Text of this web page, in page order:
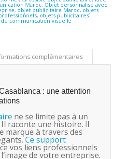
Maroc, Objet personnalisé avec
, objet publicitaire Maroc, objets
, objets publicitaires
communication visuelle
complémentaires
: une attention
ne se limite pas à un
raconte une histoire. Il
marque à travers des
Ce support
vos liens professionnels
de votre entreprise.